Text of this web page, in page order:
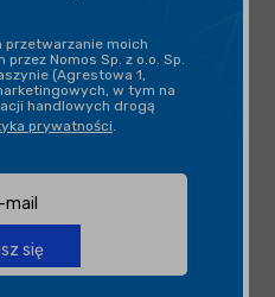
przetwarzanie moich
Nomos Sp. z o.o. Sp.
(Agrestowa 1,
w tym na
handlowych drogą
prywatności.
się